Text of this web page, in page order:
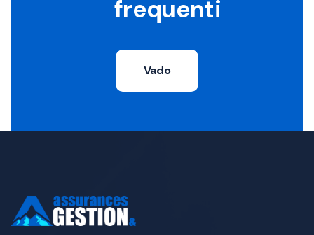
frequenti
Vado